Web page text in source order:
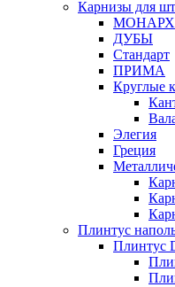
Карнизы для
МОНАРХ
ДУБЫ
Стандарт
ПРИМА
Круглые
Элегия
Греция
Плинтус
Плинтус